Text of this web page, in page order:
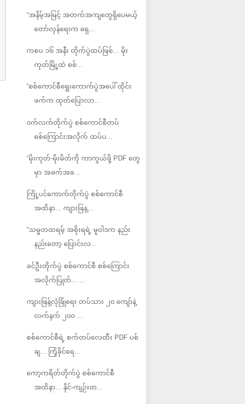
“အနိမ့်အမြင့် အတက်အကျတွေရှိပေမယ့်
တော်လှန်ရေးက ရှေ...
ကစပ ၁၆ အနီး တိုက်ပွဲထပ်ဖြစ်... မိုး
ကုတ်မြို့ထဲ စစ်...
“စစ်ကောင်စီရွေးကောက်ပွဲအပေါ် ထိုင်း
ဖက်က ထုတ်ပြောလာ...
၀က်လက်တိုက်ပွဲ စစ်ကောင်စီတပ်
စစ်ကြောင်းအလိုက် ထပ်ပ...
“မိုးကုတ်-မိုးမိတ်ကို ကာကွယ်ဖို့ PDF တွေ
မှာ အခက်အခ...
ကြို့ပင်ကောက်တိုက်ပွဲ စစ်ကောင်စီ
အထိနာ... ကျားဖြန့...
“သမ္မတထရမ့် အစိုးရရဲ့ မူဝါဒက နည်း
နည်းတော့ ပြောင်းလ...
ခင်ဦးတိုက်ပွဲ စစ်ကောင်စီ စစ်ကြောင်း
အလိုက်ပြုတ်... ...
ကျားဖြန့်လုံခြုံရေး တပ်သား ၂၀ ကျော်နဲ့
လက်နက် ၂၀၀ ...
စစ်ကောင်စီရဲ့ စက်တပ်လေထီး PDF ပစ်
ချ... ကြံ့ခိုင်ရေ...
ကော့ကရိတ်တိုက်ပွဲ စစ်ကောင်စီ
အထိနာ... နိုင်-ကျဉ်းတ...